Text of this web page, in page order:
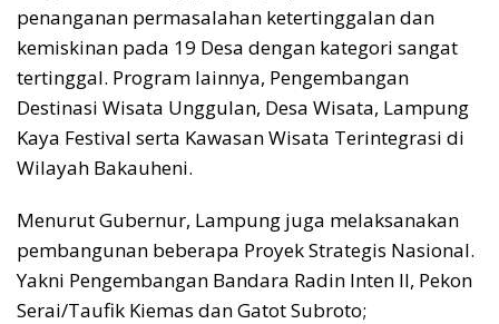
penanganan permasalahan ketertinggalan dan
kemiskinan pada 19 Desa dengan kategori sangat
tertinggal. Program lainnya, Pengembangan
Destinasi Wisata Unggulan, Desa Wisata, Lampung
Kaya Festival serta Kawasan Wisata Terintegrasi di
Wilayah Bakauheni.
Menurut Gubernur, Lampung juga melaksanakan
pembangunan beberapa Proyek Strategis Nasional.
Yakni Pengembangan Bandara Radin Inten II, Pekon
Serai/Taufik Kiemas dan Gatot Subroto;